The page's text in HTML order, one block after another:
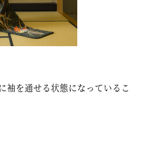
袖を通せる状態になっているこ